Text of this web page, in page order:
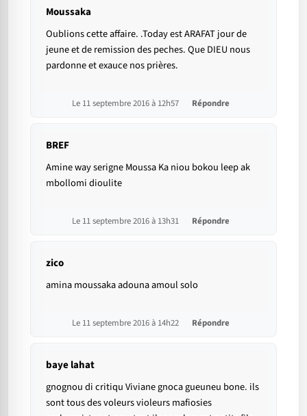
Moussaka
Oublions cette affaire. .Today est ARAFAT jour de
jeune et de remission des peches. Que DIEU nous
pardonne et exauce nos prières.
Le 11 septembre 2016 à 12h57 Répondre
BREF
Amine way serigne Moussa Ka niou bokou leep ak
mbollomi dioulite
Le 11 septembre 2016 à 13h31 Répondre
zico
amina moussaka adouna amoul solo
Le 11 septembre 2016 à 14h22 Répondre
baye lahat
gnognou di critiqu Viviane gnoca gueuneu bone. ils
sont tous des voleurs violeurs mafiosies